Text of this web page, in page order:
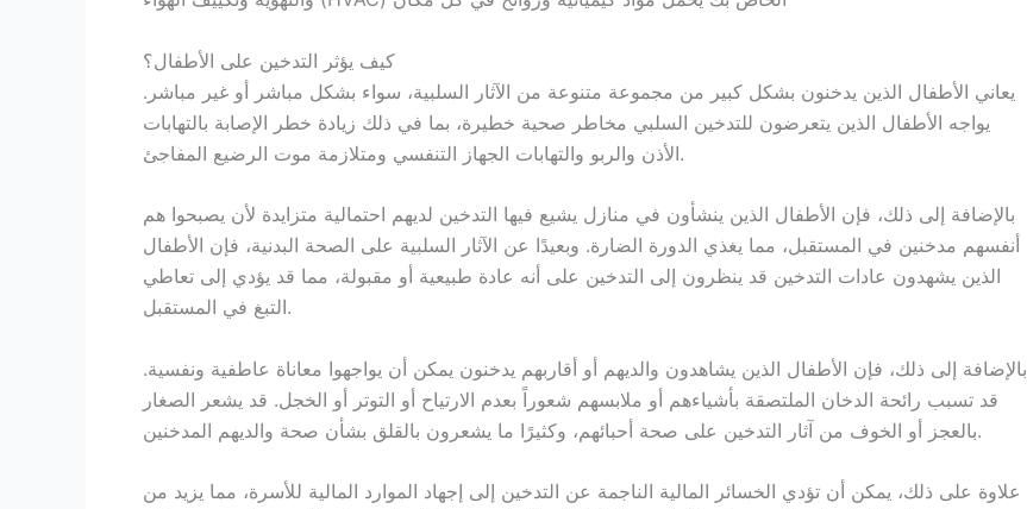
كيف يؤثر التدخين على الأطفال؟
يعاني الأطفال الذين يدخنون بشكل كبير من مجموعة متنوعة من الآثار السلبية، سواء بشكل مباشر أو غير مباشر.
يواجه الأطفال الذين يتعرضون للتدخين السلبي مخاطر صحية خطيرة، بما في ذلك زيادة خطر الإصابة بالتهابات
الأذن والربو والتهابات الجهاز التنفسي ومتلازمة موت الرضيع المفاجئ.
بالإضافة إلى ذلك، فإن الأطفال الذين ينشأون في منازل يشيع فيها التدخين لديهم احتمالية متزايدة لأن يصبحوا هم
أنفسهم مدخنين في المستقبل، مما يغذي الدورة الضارة. وبعيدًا عن الآثار السلبية على الصحة البدنية، فإن الأطفال
الذين يشهدون عادات التدخين قد ينظرون إلى التدخين على أنه عادة طبيعية أو مقبولة، مما قد يؤدي إلى تعاطي
التبغ في المستقبل.
بالإضافة إلى ذلك، فإن الأطفال الذين يشاهدون والديهم أو أقاربهم يدخنون يمكن أن يواجهوا معاناة عاطفية ونفسية.
قد تسبب رائحة الدخان الملتصقة بأشياءهم أو ملابسهم شعوراً بعدم الارتياح أو التوتر أو الخجل. قد يشعر الصغار
بالعجز أو الخوف من آثار التدخين على صحة أحبائهم، وكثيرًا ما يشعرون بالقلق بشأن صحة والديهم المدخنين.
علاوة على ذلك، يمكن أن تؤدي الخسائر المالية الناجمة عن التدخين إلى إجهاد الموارد المالية للأسرة، مما يزيد من